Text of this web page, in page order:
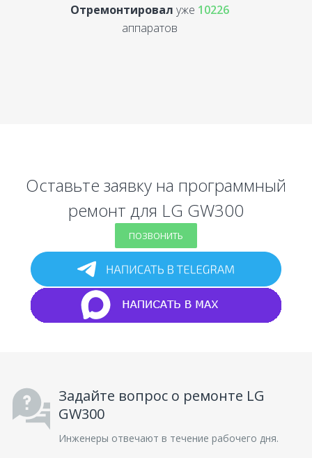
Отремонтировал уже 10226
аппаратов
Оставьте заявку на программный
ремонт для LG GW300
ПОЗВОНИТЬ
Задайте вопрос о ремонте LG
GW300
Инженеры отвечают в течение рабочего дня.